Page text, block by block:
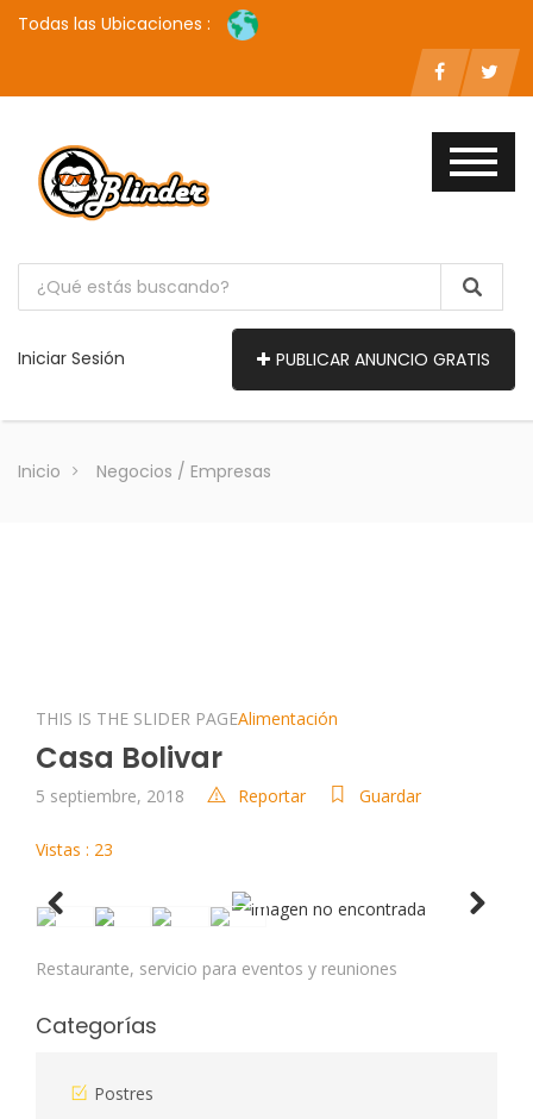
Todas las Ubicaciones :
Iniciar Sesión PUBLICAR ANUNCIO GRATIS
Inicio Negocios / Empresas
THIS IS THE SLIDER PAGEAlimentación
Casa Bolivar
5 septiembre, 2018 Reportar Guardar
Vistas : 23
Restaurante, servicio para eventos y reuniones
Categorías
Postres